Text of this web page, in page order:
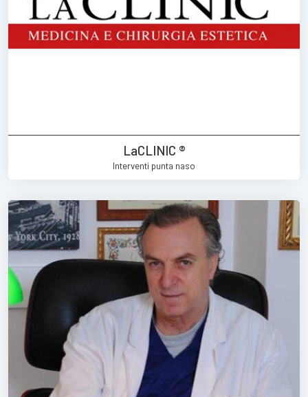
LaCLINIC ®
Interventi punta naso